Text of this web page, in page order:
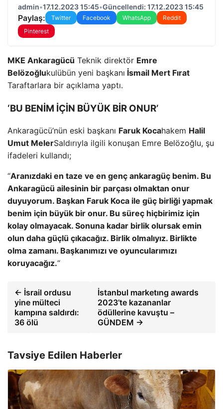
admin•17.12.2023 15:45•Güncellendi: 17.12.2023 15:45
Paylaş: Twitter Facebook WhatsApp
Reddit
Pinterest
MKE Ankaragücü Teknik direktör Emre
Belözoğlukulübün yeni başkanı İsmail Mert Fırat
Taraftarlara bir açıklama yaptı.
‘BU BENİM İÇİN BÜYÜK BİR ONUR’
Ankaragücü’nün eski başkanı Faruk Kocahakem Halil
Umut MelerSaldırıyla ilgili konuşan Emre Belözoğlu, şu
ifadeleri kullandı;
“Aranızdaki en taze ve en genç ankaragüç benim. Bu
Ankaragücü ailesinin bir parçası olmaktan onur
duyuyorum. Başkan Faruk Koca ile güç birliği yapmak
benim için büyük bir onur. Bu süreç hiçbirimiz için
kolay olmayacak. Sonuna kadar birlik olursak emin
olun daha güçlü çıkacağız. Birlik olmalıyız. Birlikte
olma zamanı. Başkanımızı ve oyuncularımızı
koruyacağız.“
← İsrail ordusu
yine mülteci
kampına saldırdı:
36 ölü
İstanbul marketıng awards
2023’te kazananlar
ödüllerine kavuştu –
GÜNDEM →
Tavsiye Edilen Haberler